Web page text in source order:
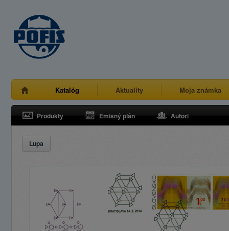
Katalóg Aktuality Moja známka
Produkty Emisný plán Autori
Lupa